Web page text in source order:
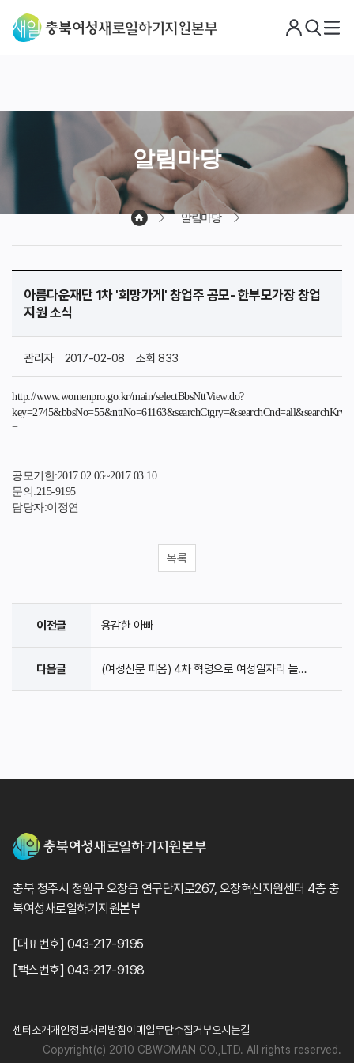
로
검
메
알림마당
알림마당
아름다운재단 1차 '희망가게' 창업주 공모- 한부모가장 창업
지원 소식
관리자 2017-02-08 조회 833
http://www.womenpro.go.kr/main/selectBbsNttView.do?
=
공모기한:2017.02.06~2017.03.10
문의:215-9195
담당자:이정연
목록
이전글 용감한 아빠
다음글 (여성신문 퍼옴) 4차 혁명으로 여성일자리 늘어난다
충북 청주시 청원구 오창읍 연구단지로267, 오창혁신지원센터 4층 충
북여성새로일하기지원본부
[대표번호] 043-217-9195
[팩스번호] 043-217-9198
센터소개개인정보처리방침이메일무단수집거부오시는길
Copyright(c) 2010 CBWOMAN CO.,LTD. All rights reserved.